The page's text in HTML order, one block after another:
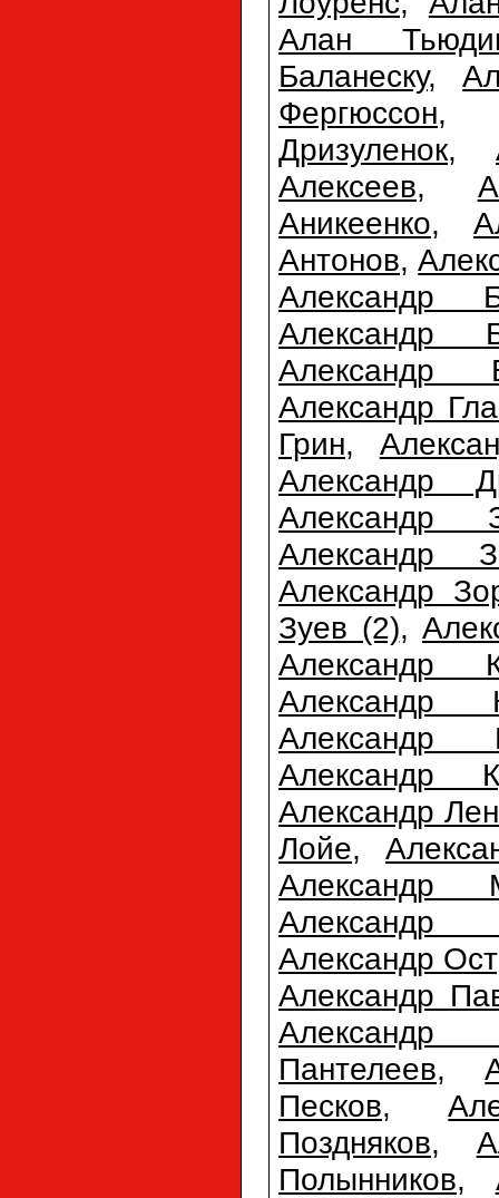
Алан
Баланеску,
Фергюссон
Дризуленок,
Алексеев,
Аникеенко,
Антонов,
Александр
Александр
Александр
Александр
Грин,
Александр
Александр
Александр
Александр
Зуев (2),
Александр
Александр
Александр
Александр
Александр
Лойе,
Александр
Александр
Александр
Александр
Александр
Пантелеев,
Песков,
Поздняков,
Полынников,